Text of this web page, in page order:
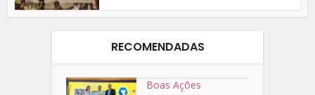
RECOMENDADAS
Boas Ações